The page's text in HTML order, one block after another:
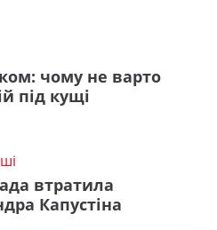
чому не варто
під кущі
втратила
Капустіна